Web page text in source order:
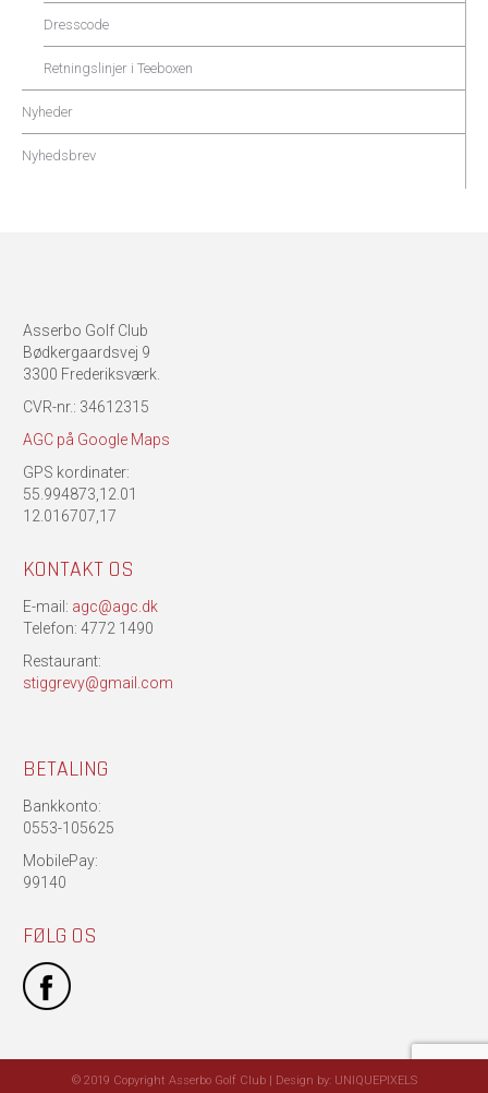
Dresscode
Retningslinjer i Teeboxen
Nyheder
Nyhedsbrev
Asserbo Golf Club
Bødkergaardsvej 9
3300 Frederiksværk.
CVR-nr.: 34612315
AGC på Google Maps
GPS kordinater:
55.994873,12.01
12.016707,17
KONTAKT OS
E-mail: agc@agc.dk
Telefon: 4772 1490
Restaurant:
stiggrevy@gmail.com
BETALING
Bankkonto:
0553-105625
MobilePay:
99140
FØLG OS
© 2019 Copyright Asserbo Golf Club | Design by: UNIQUEPIXELS